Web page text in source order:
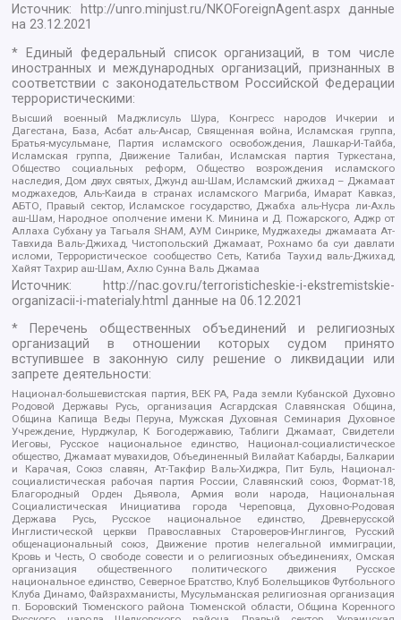
Источник: http://unro.minjust.ru/NKOForeignAgent.aspxданные
на23.12.2021
* Единый федеральный список организаций, в том числе
иностранных и международных организаций, признанных в
соответствии с законодательством Российской Федерации
террористическими:
Высший военный Маджлисуль Шура, Конгресс народов Ичкерии и
Дагестана, База, Асбат аль-Ансар, Священная война, Исламская группа,
Братья-мусульмане, Партия исламского освобождения, Лашкар-И-Тайба,
Исламская группа, Движение Талибан, Исламская партия Туркестана,
Общество социальных реформ, Общество возрождения исламского
наследия, Дом двух святых, Джунд аш-Шам, Исламский джихад – Джамаат
моджахедов, Аль-Каида в странах исламского Магриба, Имарат Кавказ,
АБТО, Правый сектор, Исламское государство, Джабха аль-Нусра ли-Ахль
аш-Шам, Народное ополчение имени К. Минина и Д. Пожарского, Аджр от
Аллаха Субхану уа Тагьаля SHAM, АУМ Синрике, Муджахеды джамаата Ат-
Тавхида Валь-Джихад, Чистопольский Джамаат, Рохнамо ба суи давлати
исломи, Террористическое сообщество Сеть, Катиба Таухид валь-Джихад,
Хайят Тахрир аш-Шам, Ахлю Сунна Валь Джамаа
Источник:
http://nac.gov.ru/terroristicheskie-i-ekstremistskie-
organizacii-i-materialy.html данные на06.12.2021
* Перечень общественных объединений и религиозных
организаций в отношении которых судом принято
вступившее в законную силу решение о ликвидации или
запрете деятельности:
Национал-большевистская партия, ВЕК РА, Рада земли Кубанской Духовно
Родовой Державы Русь, организация Асгардская Славянская Община,
Община Капища Веды Перуна, Мужская Духовная Семинария Духовное
Учреждение, Нурджулар, К Богодержавию, Таблиги Джамаат, Свидетели
Иеговы, Русское национальное единство, Национал-социалистическое
общество, Джамаат мувахидов, Объединенный Вилайат Кабарды, Балкарии
и Карачая, Союз славян, Ат-Такфир Валь-Хиджра, Пит Буль, Национал-
социалистическая рабочая партия России, Славянский союз, Формат-18,
Благородный Орден Дьявола, Армия воли народа, Национальная
Социалистическая Инициатива города Череповца, Духовно-Родовая
Держава Русь, Русское национальное единство, Древнерусской
Инглистической церкви Православных Староверов-Инглингов, Русский
общенациональный союз, Движение против нелегальной иммиграции,
Кровь и Честь, О свободе совести и о религиозных объединениях, Омская
организация общественного политического движения Русское
национальное единство, Северное Братство, Клуб Болельщиков Футбольного
Клуба Динамо, Файзрахманисты, Мусульманская религиозная организация
п. Боровский Тюменского района Тюменской области, Община Коренного